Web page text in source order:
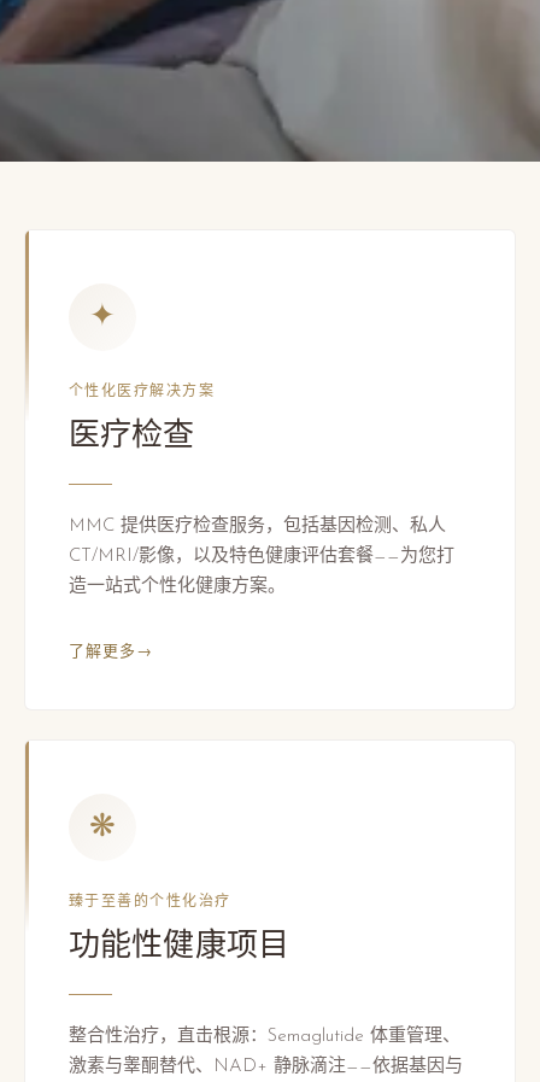
量身定制的个性化医疗
提升您的
MMC Wellness Center
✦
个性化医疗解决方案
医疗检查
MMC 提供医疗检查服务，包括基因检测、私人
CT/MRI/影像，以及特色健康评估套餐——为您打
造一站式个性化健康方案。
了解更多 →
❋
臻于至善的个性化治疗
功能性健康项目
整合性治疗，直击根源：Semaglutide 体重管理、
激素与睾酮替代、NAD+ 静脉滴注——依据基因与